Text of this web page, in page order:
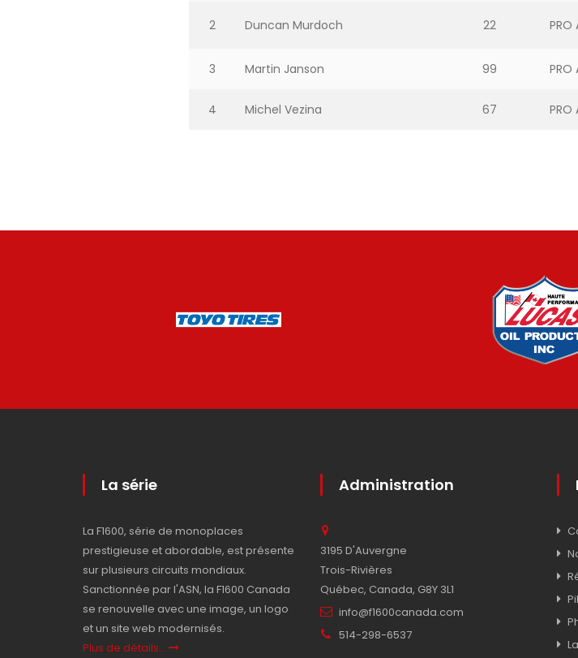
2 Duncan Murdoch 22 PRO
3 Martin Janson 99 PRO
4 Michel Vezina 67 PRO
La série
La F1600, série de monoplaces
prestigieuse et abordable, est présente
sur plusieurs circuits mondiaux.
Sanctionnée par l'ASN, la F1600 Canada
se renouvelle avec une image, un logo
et un site web modernisés.
Plus de détails...
Administration
3195 D'Auvergne
Trois-Rivières
Québec, Canada, G8Y 3L1
info@f1600canada.com
514-298-6537